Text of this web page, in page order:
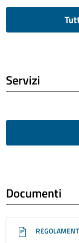
Servizi
Documenti